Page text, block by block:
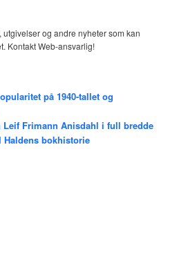
og andre nyheter som kan
Kontakt Web-ansvarlig!
på 1940-tallet og
Leif Frimann Anisdahl i full bredde
Haldens bokhistorie